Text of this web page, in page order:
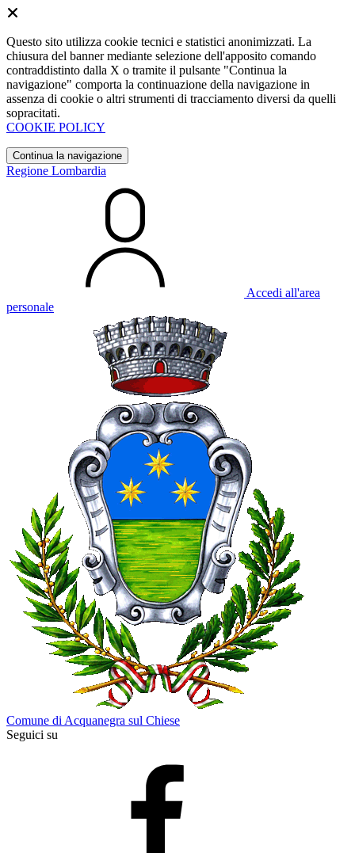
Questo sito utilizza cookie tecnici e statistici anonimizzati. La
chiusura del banner mediante selezione dell'apposito comando
contraddistinto dalla X o tramite il pulsante "Continua la
navigazione" comporta la continuazione della navigazione in
assenza di cookie o altri strumenti di tracciamento diversi da quelli
sopracitati.
COOKIE POLICY
Continua la navigazione
Regione Lombardia
Accedi all'area
personale
Comune di Acquanegra sul Chiese
Seguici su